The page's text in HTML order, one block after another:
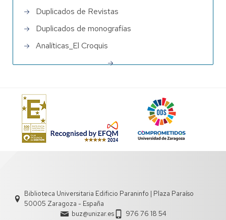
Duplicados de Revistas
Duplicados de monografías
Analíticas_El Croquis
Biblioteca Universitaria Edificio Paraninfo | Plaza Paraíso
50005 Zaragoza - España
buz@unizar.es
976 76 18 54